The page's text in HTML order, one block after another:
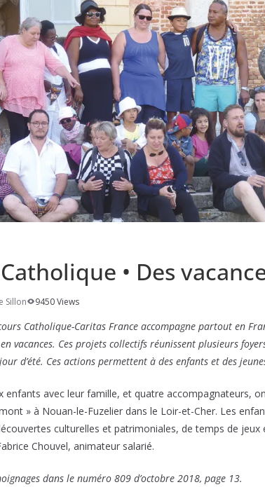
• Des
Sillon 9450 Views
Catholique-Caritas France accompagne partout en
vacances. Ces projets collectifs réunissent plusieurs
d’été. Ces actions permettent à des enfants et des
enfants avec leur famille, et quatre accompagnateurs,
» à Nouan-le-Fuzelier dans le Loir-et-Cher. Les
culturelles et patrimoniales, de temps de jeux
Chouvel, animateur salarié.
dans le numéro 809 d’octobre 2018, page 13.